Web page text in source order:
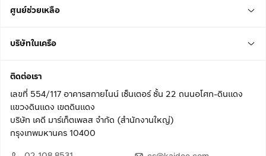
ศูนย์ช่วยเหลือ
บริษัทในเครือ
ติดต่อเรา
เลขที่ 554/117 อาคารสกายไนน์ เซ็นเตอร์ ชั้น 22 ถนนอโศก-ดินแดง
แขวงดินแดง เขตดินแดง
บริษัท เคดี มาร์เก็ตเพลส จำกัด (สำนักงานใหญ่)
กรุงเทพมหานคร 10400